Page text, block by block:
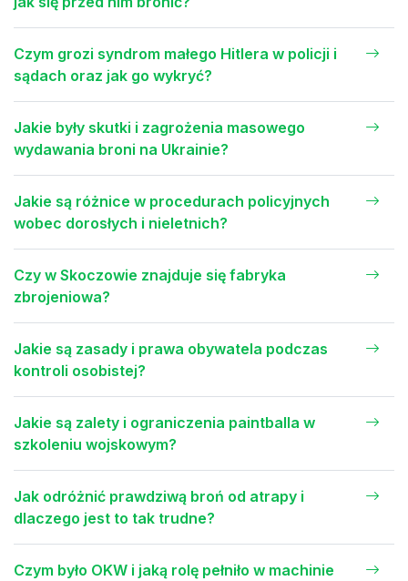
Czym grozi syndrom małego Hitlera w policji i
sądach oraz jak go wykryć?
Jakie były skutki i zagrożenia masowego
wydawania broni na Ukrainie?
Jakie są różnice w procedurach policyjnych
wobec dorosłych i nieletnich?
Czy w Skoczowie znajduje się fabryka
zbrojeniowa?
Jakie są zasady i prawa obywatela podczas
kontroli osobistej?
Jakie są zalety i ograniczenia paintballa w
szkoleniu wojskowym?
Jak odróżnić prawdziwą broń od atrapy i
dlaczego jest to tak trudne?
Czym było OKW i jaką rolę pełniło w machinie